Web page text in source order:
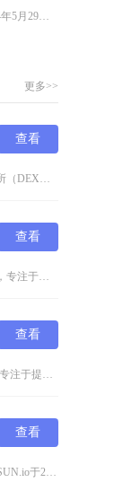
SLM币全称Slimcoin，是2014年5月29日正式上线的老牌去中心化加密货币，也是业
更多>>
查看
CETOSWAP是一个基于MantaPacific的去中心化交易所（DEX），成立于202
查看
BALANCED是一个去中心化交易所，成立于2022年，专注于为用户提供安全、高效的数字资
查看
MagicSwap是一家新兴的去中心化交易所（DEX），专注于提供高效、安全的加密货币交易
查看
SunSwap是波场TRON上最大的去中心化交易所，由SUN.io于2021年10月收购J